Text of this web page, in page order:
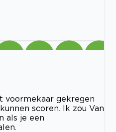
voormekaar gekregen
scoren. Ik zou Van
als je een